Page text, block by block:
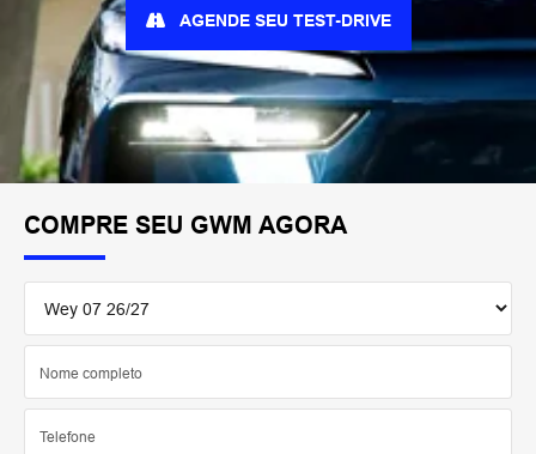
COMPRE SEU GWM AGORA
AGENDE SEU TEST-DRIVE